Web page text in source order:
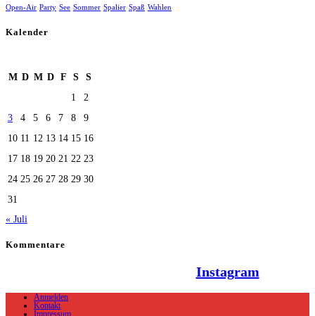
Open-Air Party See Sommer Spalier Spaß Wahlen
Kalender
M D M D F S
S
1
2
3
4 5 6 7 8
9
10 11 12 13 14 15 16
17 18 19 20 21 22 23
24 25 26 27 28 29 30
31
« Juli
Kommentare
Instagram
Anmelden
Kontakt